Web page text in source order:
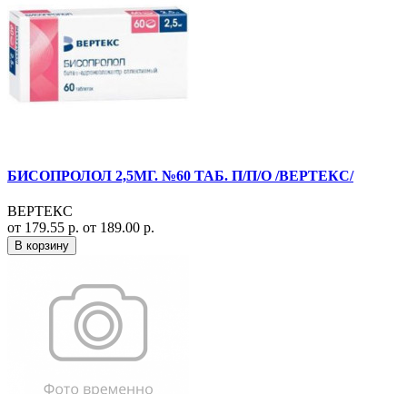
БИСОПРОЛОЛ 2,5МГ. №60 ТАБ. П/П/О /ВЕРТЕКС/
ВЕРТЕКС
от 179.55 р. от 189.00 р.
В корзину